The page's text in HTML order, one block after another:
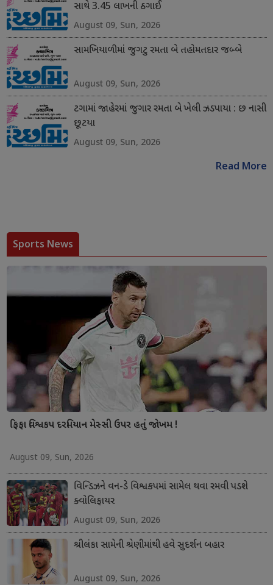
સાથે 3.45 લાખની ઠગાઈ
August 09, Sun, 2026
સામખિયાળીમાં જુગટુ રમતા બે તહોમતદાર જબ્બે
August 09, Sun, 2026
ટગામાં જાહેરમાં જુગાર રમતા બે ખેલી ઝડપાયા : છ નાસી
છૂટયા
August 09, Sun, 2026
Read More
Sports News
ફિફા વિશ્વકપ દરમિયાન મેસ્સી ઉપર હતું જોખમ !
August 09, Sun, 2026
વિન્ડિઝને વન-ડે વિશ્વકપમાં સામેલ થવા રમવી પડશે
ક્વોલિફાયર
August 09, Sun, 2026
શ્રીલંકા સામેની શ્રેણીમાંથી હવે સુદર્શન બહાર
August 09, Sun, 2026